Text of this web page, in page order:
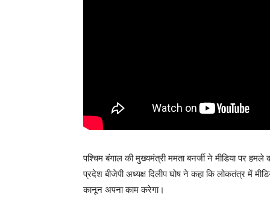
पश्चिम बंगाल की मुख्यमंत्री ममता बनर्जी ने मीडिया पर
प्रदेश बीजेपी अध्यक्ष दिलीप घोष ने कहा कि लोकतंत्र में
कानून अपना काम करेगा।